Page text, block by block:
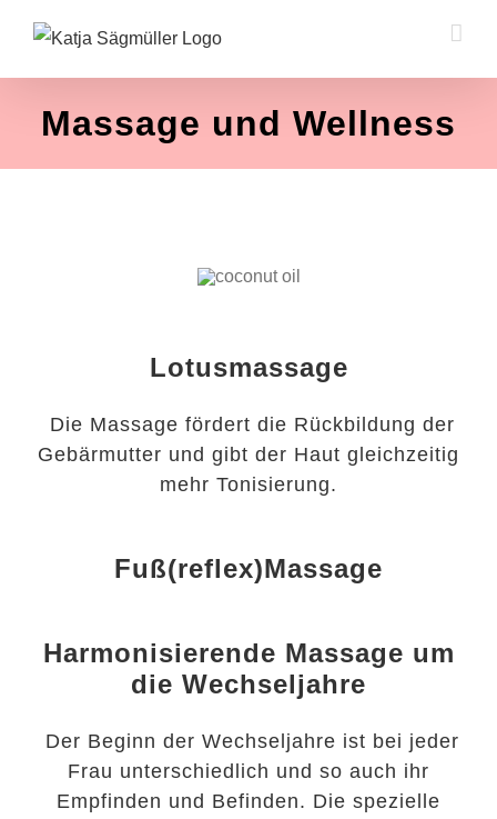
springen
Massage und Wellness
Lotusmassage
Die Massage fördert die Rückbildung der
Gebärmutter und gibt der Haut gleichzeitig
mehr Tonisierung.
Fuß(reflex)Massage
Harmonisierende Massage um
die Wechseljahre
Der Beginn der Wechseljahre ist bei jeder
Frau unterschiedlich und so auch ihr
Empfinden und Befinden. Die spezielle